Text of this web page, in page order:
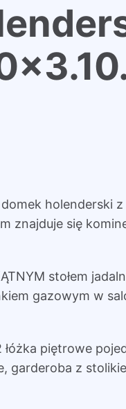
holenderski z
znajduje się
stołem
gazowym w
piętrowe
garderoba z